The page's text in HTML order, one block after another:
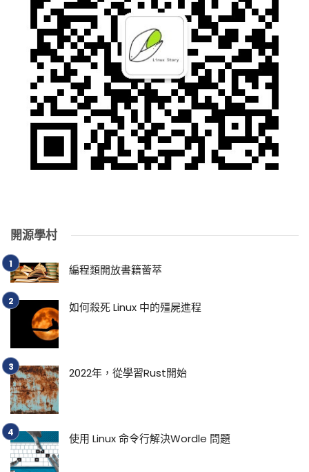
開源學村
編程類開放書籍薈萃
如何殺死 Linux 中的殭屍進程
2022年，從學習Rust開始
使用 Linux 命令行解決Wordle 問題